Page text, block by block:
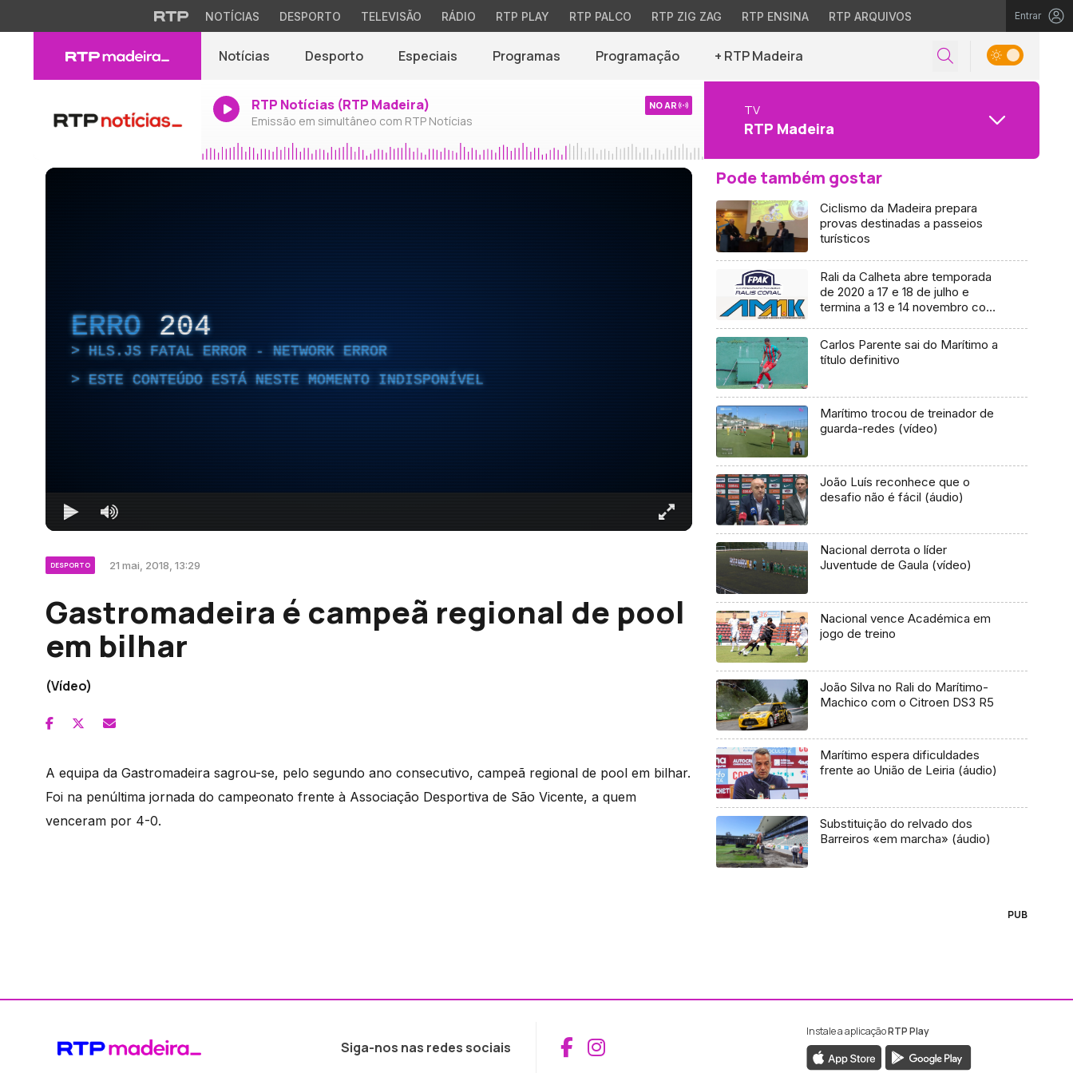
NOTÍCIAS DESPORTO TELEVISÃO RÁDIO RTP PLAY RTP PALCO RTP ZIG ZAG RTP ENSINA RTP ARQUIVOS Entrar
Notícias Desporto Especiais Programas Programação + RTP Madeira
RTP Notícias (RTP Madeira)
Emissão em simultâneo com RTP Notícias
NO AR TV
RTP Madeira
ERRO 204
HLS.JS FATAL ERROR - NETWORK ERROR
ESTE CONTEÚDO ESTÁ NESTE MOMENTO INDISPONÍVEL
DESPORTO 21 mai, 2018, 13:29
Gastromadeira é campeã regional de pool
em bilhar
(Vídeo)
A equipa da Gastromadeira sagrou-se, pelo segundo ano consecutivo, campeã regional de pool em bilhar.
Foi na penúltima jornada do campeonato frente à Associação Desportiva de São Vicente, a quem
venceram por 4-0.
Pode também gostar
Ciclismo da Madeira prepara
provas destinadas a passeios
turísticos
Rali da Calheta abre temporada
de 2020 a 17 e 18 de julho e
termina a 13 e 14 novembro com
Carlos Parente sai do Marítimo a
título definitivo
Marítimo trocou de treinador de
guarda-redes (vídeo)
João Luís reconhece que o
desafio não é fácil (áudio)
Nacional derrota o líder
Juventude de Gaula (vídeo)
Nacional vence Académica em
jogo de treino
João Silva no Rali do Marítimo-
Machico com o Citroen DS3 R5
Marítimo espera dificuldades
frente ao União de Leiria (áudio)
Substituição do relvado dos
Barreiros «em marcha» (áudio)
PUB
Siga-nos nas redes sociais Aceder ao Facebook da RTP Madeira
Aceder ao Instagram da RTP Madeira
Instale a aplicaçãoRTP Play